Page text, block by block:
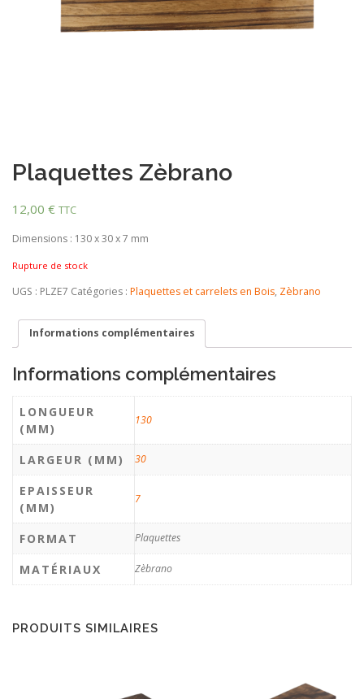
Plaquettes Zèbrano
12,00 € TTC
Dimensions : 130 x 30 x 7 mm
Rupture de stock
UGS : PLZE7 Catégories : Plaquettes et carrelets en Bois, Zèbrano
Informations complémentaires
Informations complémentaires
LONGUEUR
(MM)
130
LARGEUR (MM) 30
EPAISSEUR
(MM)
7
FORMAT Plaquettes
MATÉRIAUX Zèbrano
PRODUITS SIMILAIRES